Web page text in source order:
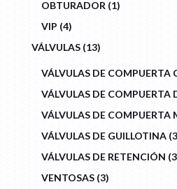
OBTURADOR 1PRODUCT
VIP 44
PRODUCTS
VÁLVULAS 1313
PRODUCTS
VÁLVULAS DE COMPUERTA
VÁLVULAS DE COMPUERTA
VÁLVULAS DE COMPUERTA
VÁLVULAS DE GUILLOTINA
VÁLVULAS DE RETENCIÓN 3
VENTOSAS 33
PRODUCTS